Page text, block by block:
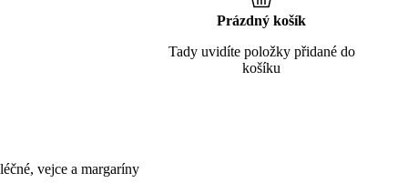
vejce a margaríny
Prázdný košík
Tady uvidíte položky přidané do
košíku